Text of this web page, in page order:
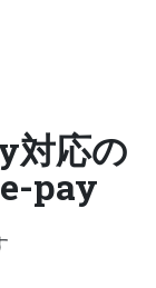
対応の
pay